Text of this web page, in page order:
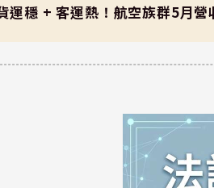
運穩 + 客運熱！航空族群5月